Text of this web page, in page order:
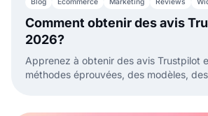
Comment obtenir des avis
2026?
Apprenez à obtenir des avis Trustpilot
méthodes éprouvées, des modèles,